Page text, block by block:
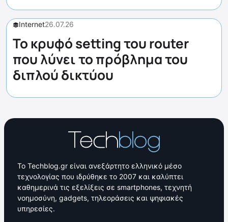
Internet26.07.26
Το κρυφό setting του router
που λύνει το πρόβλημα του
διπλού δικτύου
Το Techblog.gr είναι ανεξάρτητο ελληνικό μέσο
τεχνολογίας που ιδρύθηκε το 2007 και καλύπτει
καθημερινά τις εξελίξεις σε smartphones, τεχνητή
νοημοσύνη, gadgets, τηλεοράσεις και ψηφιακές
υπηρεσίες.